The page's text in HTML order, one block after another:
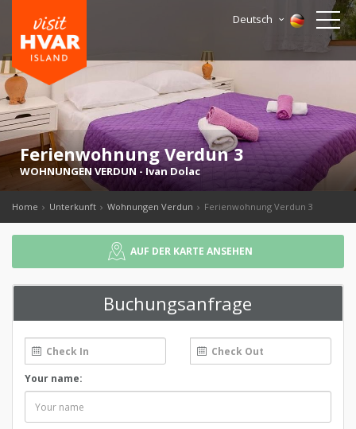
Deutsch
Ferienwohnung Verdun 3
WOHNUNGEN VERDUN -Ivan Dolac
Home Unterkunft Wohnungen Verdun Ferienwohnung Verdun 3
AUF DER KARTE ANSEHEN
Buchungsanfrage
Your name: